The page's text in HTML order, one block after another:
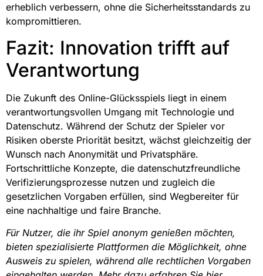
erheblich verbessern, ohne die Sicherheitsstandards zu
kompromittieren.
Fazit: Innovation trifft auf
Verantwortung
Die Zukunft des Online-Glücksspiels liegt in einem
verantwortungsvollen Umgang mit Technologie und
Datenschutz. Während der Schutz der Spieler vor
Risiken oberste Priorität besitzt, wächst gleichzeitig der
Wunsch nach Anonymität und Privatsphäre.
Fortschrittliche Konzepte, die datenschutzfreundliche
Verifizierungsprozesse nutzen und zugleich die
gesetzlichen Vorgaben erfüllen, sind Wegbereiter für
eine nachhaltige und faire Branche.
Für Nutzer, die ihr Spiel anonym genießen möchten,
bieten spezialisierte Plattformen die Möglichkeit, ohne
Ausweis zu spielen, während alle rechtlichen Vorgaben